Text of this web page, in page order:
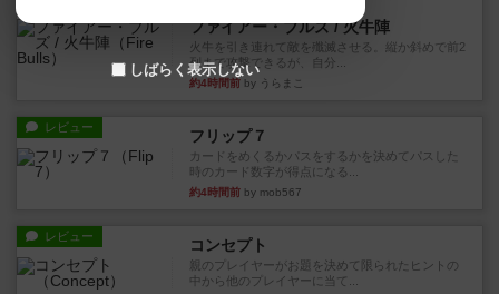
ファイアー・ブルズ / 火牛陣
火牛を引き連れて敵を殲滅させる。縦か斜めで前2
列まで攻撃できるが、自分...
約4時間前 by うらまこ
レビュー フリップ７
カードをめくるかパスをするかを決めてパスした
時のカード数字が得点になる...
約4時間前 by mob567
レビュー コンセプト
親のプレイヤーがお題を決めて限られたヒントの
中から他のプレイヤーに当て...
しばらく表示しない